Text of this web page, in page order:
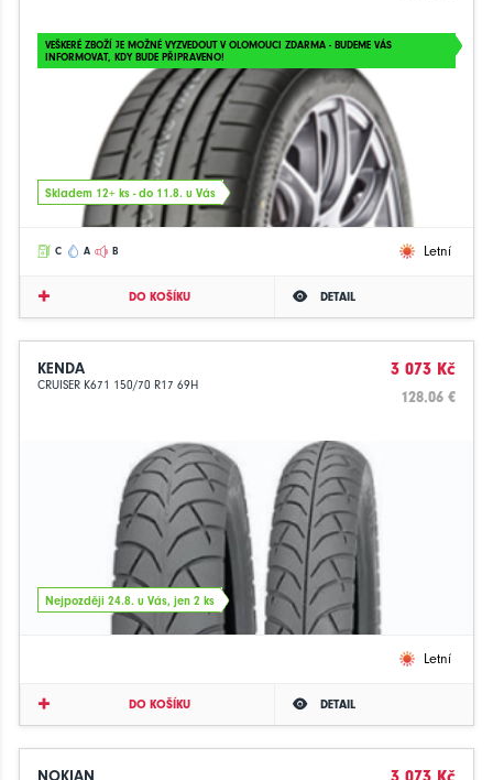
VEŠKERÉ ZBOŽÍ JE MOŽNÉ VYZVEDOUT V OLOMOUCI ZDARMA - BUDEME VÁS
INFORMOVAT, KDY BUDE PŘIPRAVENO!
Skladem 12+ ks - do 11.8. u Vás
C A B Letní
DO KOŠÍKU DETAIL
KENDA
CRUISER K671 150/70 R17 69H
3 073 Kč
128.06 €
Nejpozději 24.8. u Vás, jen 2 ks
Letní
DO KOŠÍKU DETAIL
NOKIAN